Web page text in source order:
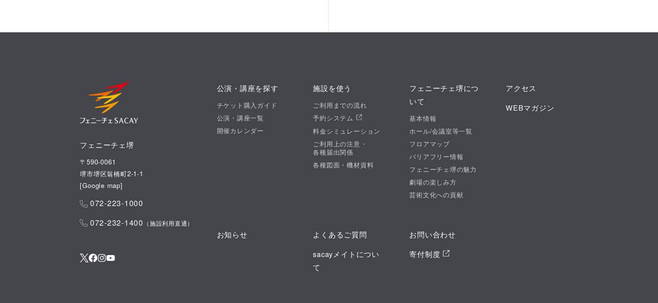
フェニーチェ堺
〒590-0061
堺市堺区翁橋町2-1-1
[Google map]
072-223-1000
072-232-1400 （施設利用直通）
公演・講座を探す
チケット購入ガイド
公演・講座一覧
開催カレンダー
施設を使う
ご利用までの流れ
予約システム
料金シミュレーション
ご利用上の注意・
各種届出関係
各種図面・機材資料
フェニーチェ堺につ
いて
基本情報
ホール/会議室等一覧
フロアマップ
バリアフリー情報
フェニーチェ堺の魅力
劇場の楽しみ方
芸術文化への貢献
アクセス
WEBマガジン
お知らせ
よくあるご質問
sacayメイトについ
て
お問い合わせ
寄付制度